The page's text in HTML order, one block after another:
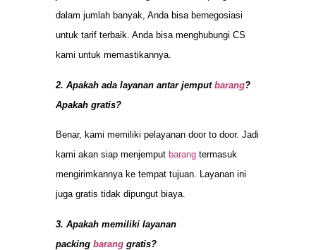
dalam jumlah banyak, Anda bisa bernegosiasi
untuk tarif terbaik. Anda bisa menghubungi CS
kami untuk memastikannya.
2. Apakah ada layanan antar jemput barang?
Apakah gratis?
Benar, kami memiliki pelayanan door to door. Jadi
kami akan siap menjemput barang termasuk
mengirimkannya ke tempat tujuan. Layanan ini
juga gratis tidak dipungut biaya.
3. Apakah memiliki layanan
packing barang gratis?